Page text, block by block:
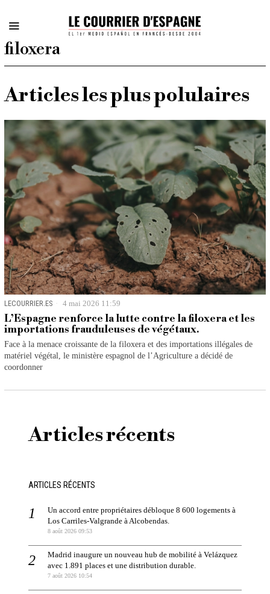
filoxera
Articles les plus polulaires
LECOURRIER.ES 4 mai 2026 11:59
L’Espagne renforce la lutte contre la filoxera et les
importations frauduleuses de végétaux.
Face à la menace croissante de la filoxera et des importations illégales de
matériel végétal, le ministère espagnol de l’Agriculture a décidé de
coordonner
Articles récents
ARTICLES RÉCENTS
Un accord entre propriétaires débloque 8 600 logements à
Los Carriles-Valgrande à Alcobendas.
8 août 2026 09:53
Madrid inaugure un nouveau hub de mobilité à Velázquez
avec 1.891 places et une distribution durable.
7 août 2026 10:54